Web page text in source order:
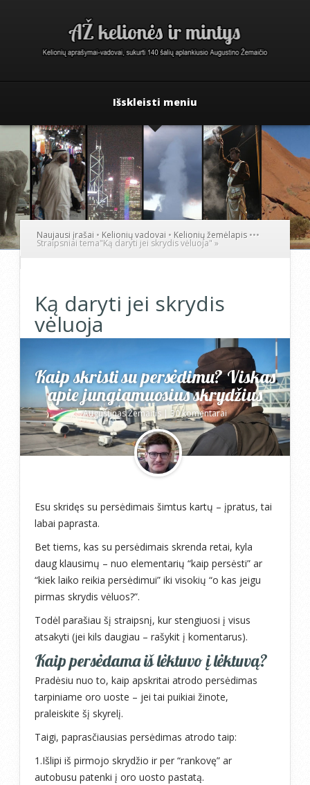
Išskleisti meniu
Naujausi įrašai • Kelionių vadovai • Kelionių žemėlapis •••
Straipsniai tema"Ką daryti jei skrydis vėluoja" »
Ką daryti jei skrydis
vėluoja
Kaip skristi su persėdimu? Viskas
apie jungiamuosius skrydžius
Augustinas Žemaitis | 30 komentarai
Esu skridęs su persėdimais šimtus kartų – įpratus, tai
labai paprasta.
Bet tiems, kas su persėdimais skrenda retai, kyla
daug klausimų – nuo elementarių “kaip persėsti” ar
“kiek laiko reikia persėdimui” iki visokių “o kas jeigu
pirmas skrydis vėluos?”.
Todėl parašiau šį straipsnį, kur stengiuosi į visus
atsakyti (jei kils daugiau – rašykit į komentarus).
Kaip persėdama iš lėktuvo į lėktuvą?
Pradėsiu nuo to, kaip apskritai atrodo persėdimas
tarpiniame oro uoste – jei tai puikiai žinote,
praleiskite šį skyrelį.
Taigi, paprasčiausias persėdimas atrodo taip:
1.Išlipi iš pirmojo skrydžio ir per “rankovę” ar
autobusu patenki į oro uosto pastatą.